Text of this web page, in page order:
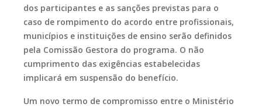
dos participantes e as sanções previstas para o
caso de rompimento do acordo entre profissionais,
municípios e instituições de ensino serão definidos
pela Comissão Gestora do programa. O não
cumprimento das exigências estabelecidas
implicará em suspensão do benefício.
Um novo termo de compromisso entre o Ministério